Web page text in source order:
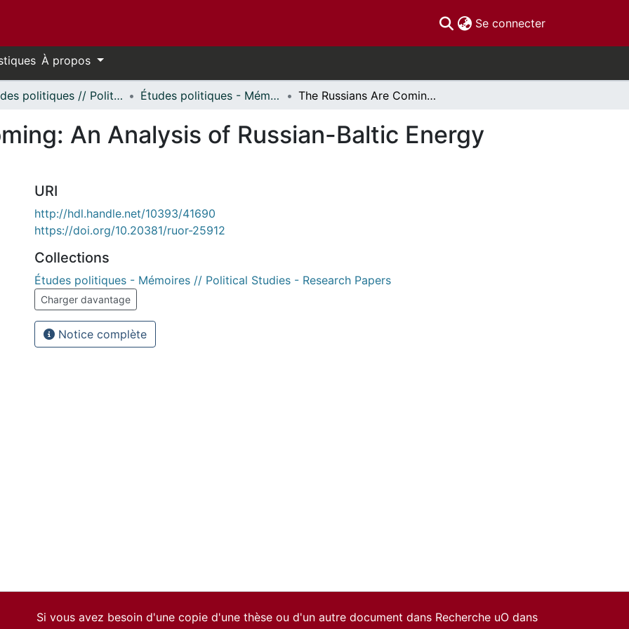
Se connecter(current)
À propos
Études politiques // Political Studies Études politiques - Mémoires // Political Studies - Research Papers The Russians Are Coming: An Analysis of Russian-Baltic Energy Relations
An Analysis of Russian-Baltic Energy
URI
http://hdl.handle.net/10393/41690
https://doi.org/10.20381/ruor-25912
Collections
Études politiques - Mémoires // Political Studies - Research Papers
Charger davantage
Notice complète
Si vous avez besoin d'une copie d'une thèse ou d'un autre document dans Recherche uO dans